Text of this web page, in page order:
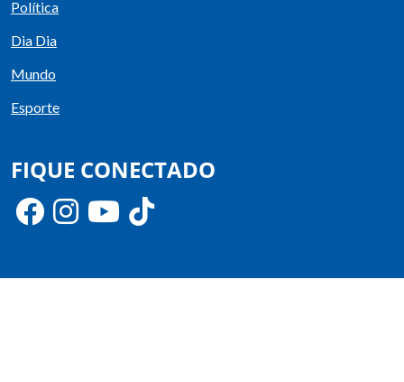
Política
Dia Dia
Mundo
Esporte
FIQUE CONECTADO